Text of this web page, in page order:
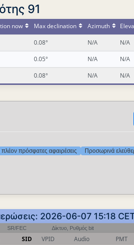
91
now Max declination Azimuth
0.08° N/A N/A
0.05° N/A N/A
0.08° N/A N/A
πλέον πρόσφατες αφαιρέσεις
Προσωρινά
2026-06-07 15:18
SR/FEC Δίκτυο, Ρυθμός bit
SID VPID Audio PMT